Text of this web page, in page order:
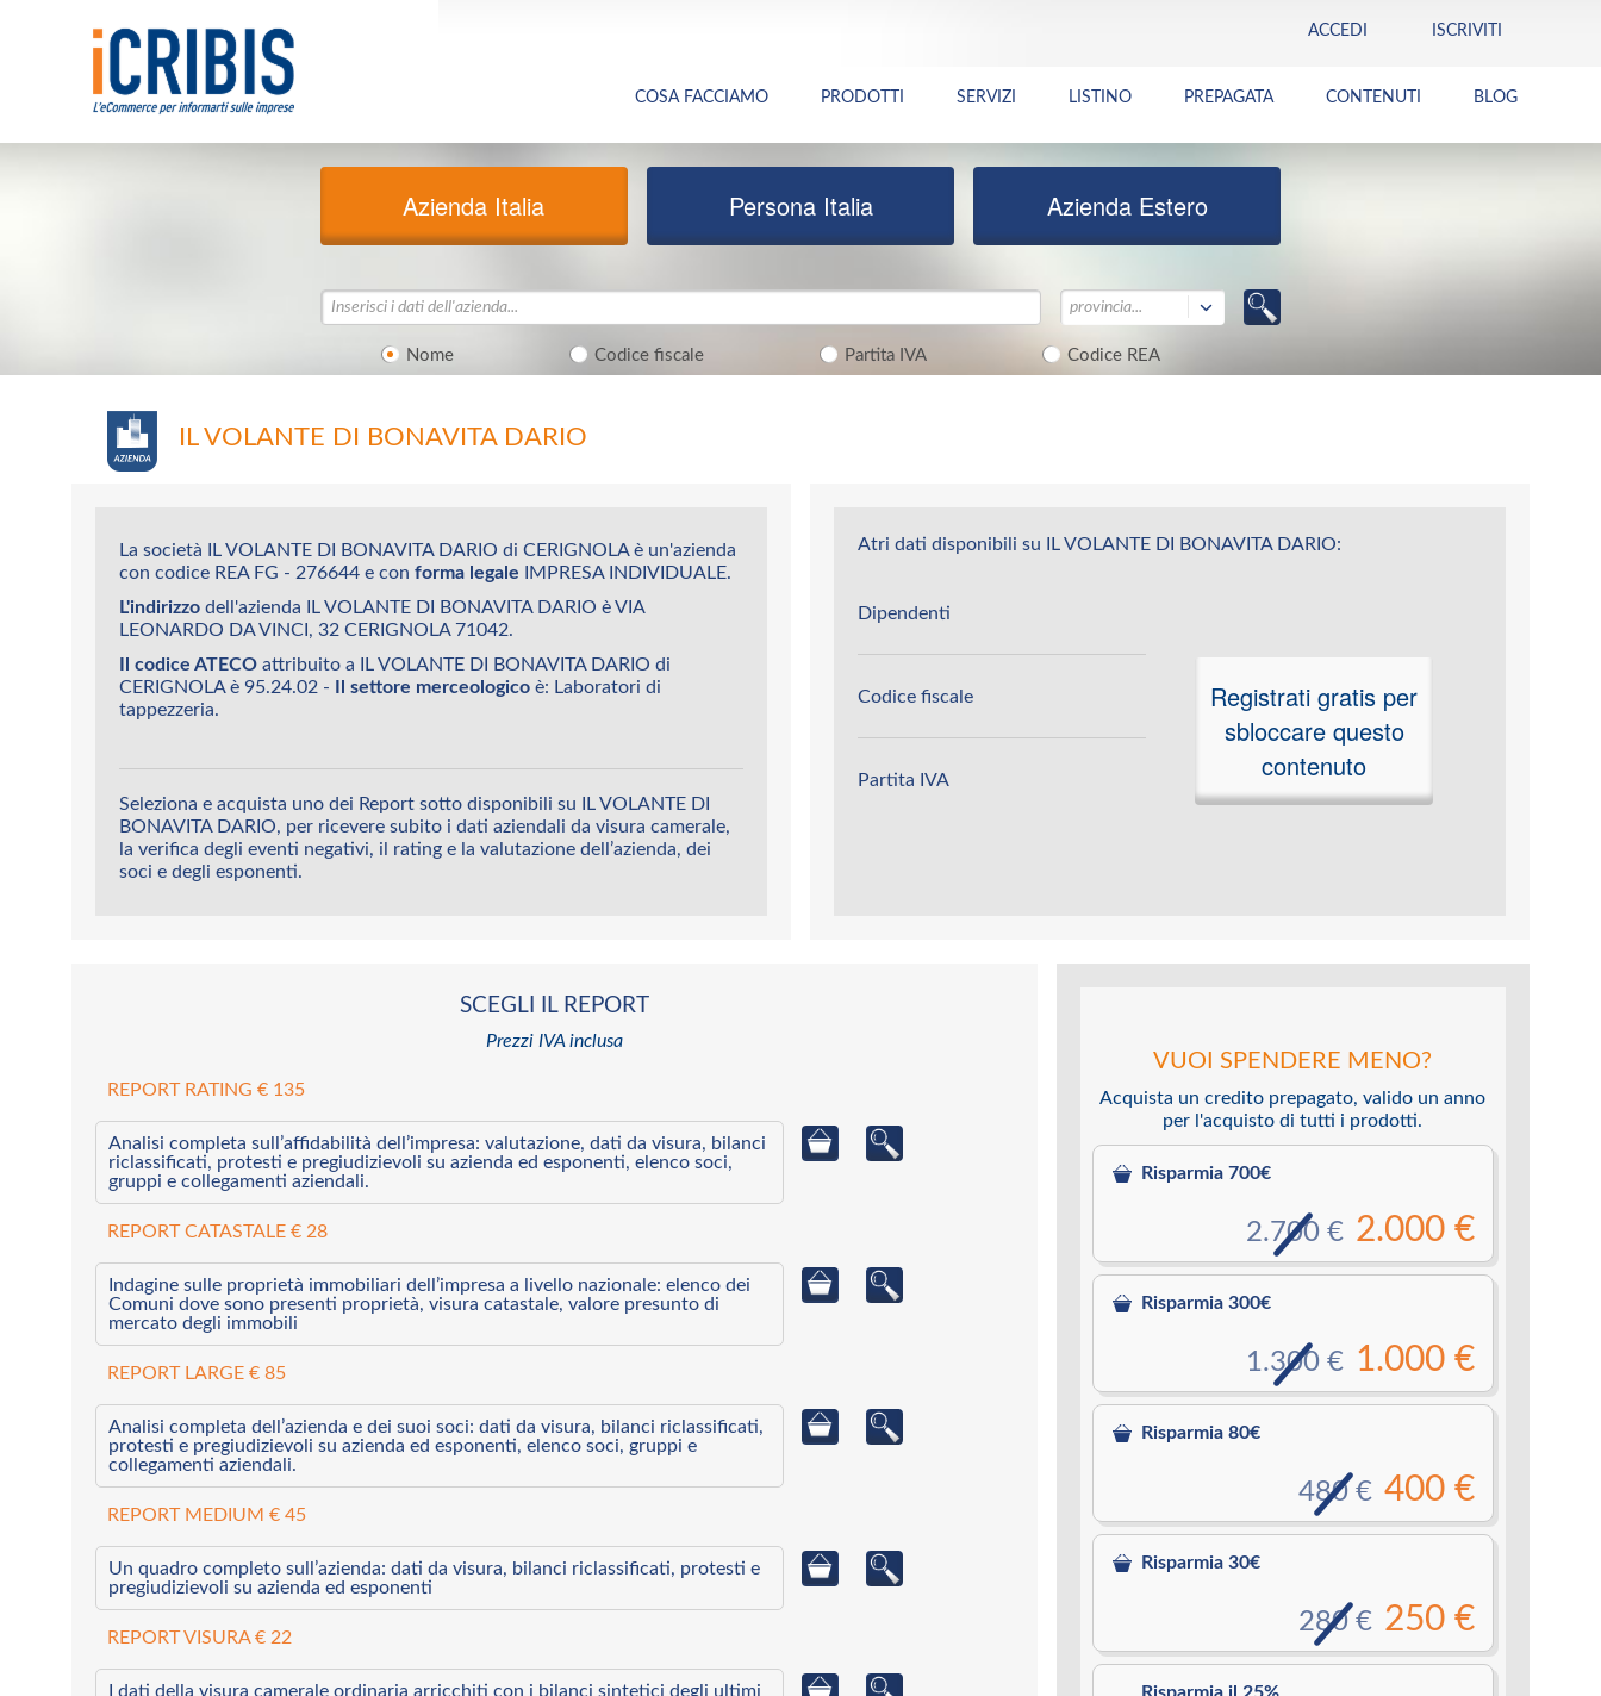
ACCEDI ISCRIVITI
COSA FACCIAMO PRODOTTI SERVIZI LISTINO PREPAGATA CONTENUTI BLOG
Azienda Italia Persona Italia Azienda Estero
Nome Codice fiscale Partita IVA Codice REA
provincia...
IL VOLANTE DI BONAVITA DARIO
La società IL VOLANTE DI BONAVITA DARIO di CERIGNOLA è un'azienda
con codice REA FG - 276644 e con forma legale IMPRESA INDIVIDUALE.
L'indirizzo dell'azienda IL VOLANTE DI BONAVITA DARIO è VIA
LEONARDO DA VINCI, 32 CERIGNOLA 71042.
Il codice ATECO attribuito a IL VOLANTE DI BONAVITA DARIO di
CERIGNOLA è 95.24.02 -
Il settore merceologico è: Laboratori di
tappezzeria.
Seleziona e acquista uno dei Report sotto disponibili su IL VOLANTE DI
BONAVITA DARIO, per ricevere subito i dati aziendali da visura camerale,
la verifica degli eventi negativi, il rating e la valutazione dell’azienda, dei
soci e degli esponenti.
Atri dati disponibili su IL VOLANTE DI BONAVITA DARIO:
Dipendenti
Codice fiscale
Partita IVA
Registrati gratis per
sbloccare questo
contenuto
SCEGLI IL REPORT
Prezzi IVA inclusa
REPORT RATING € 135
Analisi completa sull’affidabilità dell’impresa: valutazione, dati da visura, bilanci
riclassificati, protesti e pregiudizievoli su azienda ed esponenti, elenco soci,
gruppi e collegamenti aziendali.
REPORT CATASTALE € 28
Indagine sulle proprietà immobiliari dell’impresa a livello nazionale: elenco dei
Comuni dove sono presenti proprietà, visura catastale, valore presunto di
mercato degli immobili
REPORT LARGE € 85
Analisi completa dell’azienda e dei suoi soci: dati da visura, bilanci riclassificati,
protesti e pregiudizievoli su azienda ed esponenti, elenco soci, gruppi e
collegamenti aziendali.
REPORT MEDIUM € 45
Un quadro completo sull’azienda: dati da visura, bilanci riclassificati, protesti e
pregiudizievoli su azienda ed esponenti
REPORT VISURA € 22
I dati della visura camerale ordinaria arricchiti con i bilanci sintetici degli ultimi
VUOI SPENDERE MENO?
Acquista un credito prepagato, valido un anno
per l'acquisto di tutti i prodotti.
Risparmia 700€
2.000 €
2.700 €
Risparmia 300€
1.000 €
1.300 €
Risparmia 80€
400 €
480 €
Risparmia 30€
250 €
280 €
Risparmia il 25%